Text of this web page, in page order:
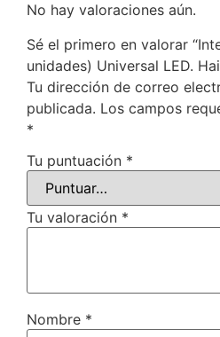
No hay valoraciones aún.
Sé el primero en valorar
unidades) Universal LED.
Tu dirección de correo
publicada. Los campos
*
Tu puntuación *
Tu valoración *
Nombre *